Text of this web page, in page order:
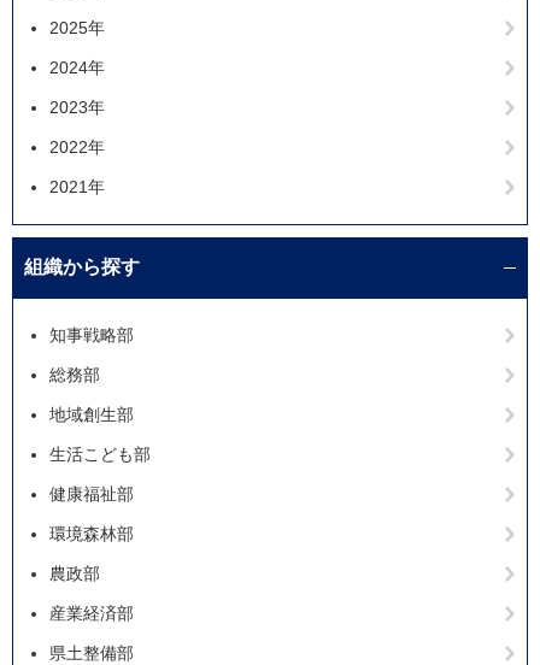
2025年
2024年
2023年
2022年
2021年
組織から探す
知事戦略部
総務部
地域創生部
生活こども部
健康福祉部
環境森林部
農政部
産業経済部
県土整備部